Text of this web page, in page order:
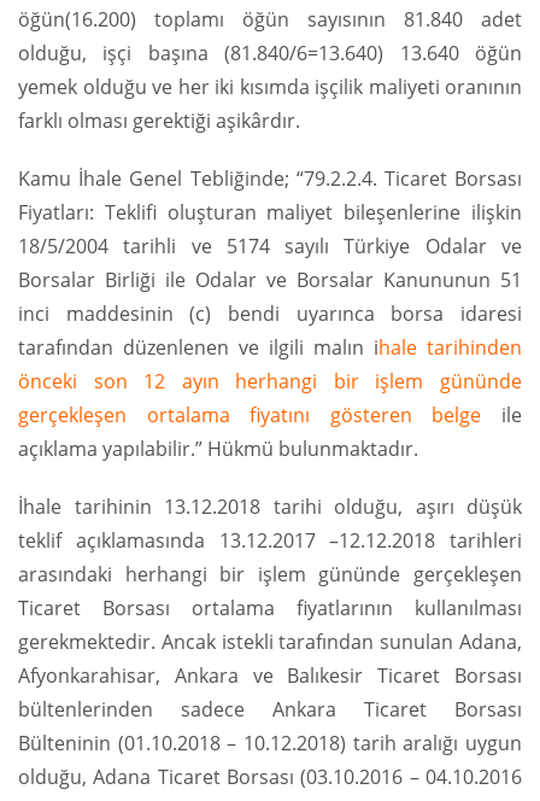
öğün(16.200) toplamı öğün sayısının 81.840 adet
olduğu, işçi başına (81.840/6=13.640) 13.640 öğün
yemek olduğu ve her iki kısımda işçilik maliyeti oranının
farklı olması gerektiği aşikârdır.
Kamu İhale Genel Tebliğinde; “79.2.2.4. Ticaret Borsası
Fiyatları: Teklifi oluşturan maliyet bileşenlerine ilişkin
18/5/2004 tarihli ve 5174 sayılı Türkiye Odalar ve
Borsalar Birliği ile Odalar ve Borsalar Kanununun 51
inci maddesinin (c) bendi uyarınca borsa idaresi
tarafından düzenlenen ve ilgili malın ihale tarihinden
önceki son 12 ayın herhangi bir işlem gününde
gerçekleşen ortalama fiyatını gösteren belge ile
açıklama yapılabilir.” Hükmü bulunmaktadır.
İhale tarihinin 13.12.2018 tarihi olduğu, aşırı düşük
teklif açıklamasında 13.12.2017 –12.12.2018 tarihleri
arasındaki herhangi bir işlem gününde gerçekleşen
Ticaret Borsası ortalama fiyatlarının kullanılması
gerekmektedir. Ancak istekli tarafından sunulan Adana,
Afyonkarahisar, Ankara ve Balıkesir Ticaret Borsası
bültenlerinden sadece Ankara Ticaret Borsası
Bülteninin (01.10.2018 – 10.12.2018) tarih aralığı uygun
olduğu, Adana Ticaret Borsası (03.10.2016 – 04.10.2016